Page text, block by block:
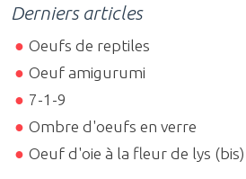
Derniers articles
Oeufs de reptiles
Oeuf amigurumi
7-1-9
Ombre d'oeufs en verre
Oeuf d'oie à la fleur de lys (bis)